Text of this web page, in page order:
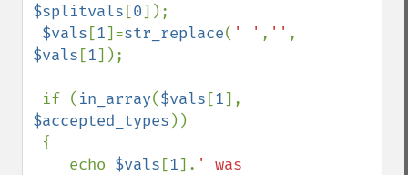
$splitvals [0]);
$vals [1]=str_replace( ' ' , ''
$vals [1]);
if ( in_array($vals [1
$accepted_types ))
    echo
$vals [1]. ' was